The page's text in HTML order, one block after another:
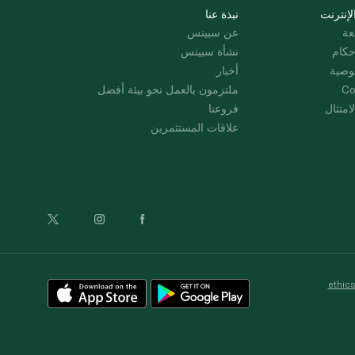
نبذة عنا
عن سبينس
نشأة سبينس
أخبار
ملتزمون بالعمل نحو بيئة أفضل
فروعنا
علاقات المستثمرين